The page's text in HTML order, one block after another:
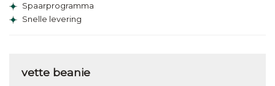
Spaarprogramma
Snelle levering
vette beanie